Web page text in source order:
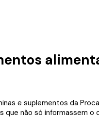
e suplementos da
não só informassem